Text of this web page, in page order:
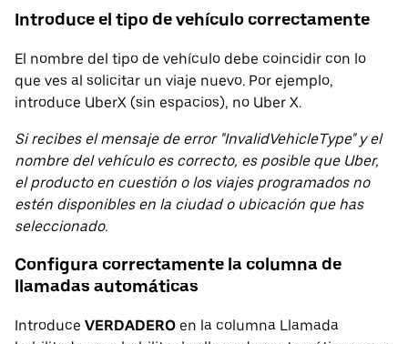
Introduce el tipo de vehículo correctamente
El nombre del tipo de vehículo debe coincidir con lo
que ves al solicitar un viaje nuevo. Por ejemplo,
introduce UberX (sin espacios), no Uber X.
Si recibes el mensaje de error "InvalidVehicleType" y el
nombre del vehículo es correcto, es posible que Uber,
el producto en cuestión o los viajes programados no
estén disponibles en la ciudad o ubicación que has
seleccionado.
Configura correctamente la columna de
llamadas automáticas
Introduce VERDADERO en la columna Llamada